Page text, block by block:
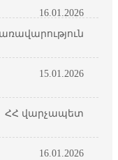
16.01.2026
15.01.2026
ՀՀ վարչապետ
16.01.2026